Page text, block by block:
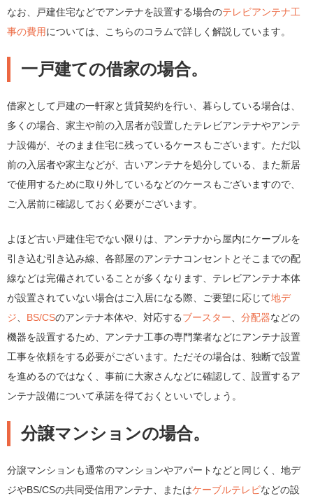
なお、戸建住宅などでアンテナを設置する場合のテレビアンテナ工
事の費用については、こちらのコラムで詳しく解説しています。
一戸建ての借家の場合。
借家として戸建の一軒家と賃貸契約を行い、暮らしている場合は、
多くの場合、家主や前の入居者が設置したテレビアンテナやアンテ
ナ設備が、そのまま住宅に残っているケースもございます。ただ以
前の入居者や家主などが、古いアンテナを処分している、また新居
で使用するために取り外しているなどのケースもございますので、
ご入居前に確認しておく必要がございます。
よほど古い戸建住宅でない限りは、アンテナから屋内にケーブルを
引き込む引き込み線、各部屋のアンテナコンセントとそこまでの配
線などは完備されていることが多くなります、テレビアンテナ本体
が設置されていない場合はご入居になる際、ご要望に応じて地デ
ジ
BS/CSのアンテナ本体や、対応するブースター 分配器などの
機器を設置するため、アンテナ工事の専門業者などにアンテナ設置
工事を依頼をする必要がございます。ただその場合は、独断で設置
を進めるのではなく、事前に大家さんなどに確認して、設置するア
ンテナ設備について承諾を得ておくといいでしょう。
分譲マンションの場合。
分譲マンションも通常のマンションやアパートなどと同じく、地デ
ジやBS/CSの共同受信用アンテナ、またはケーブルテレビなどの設